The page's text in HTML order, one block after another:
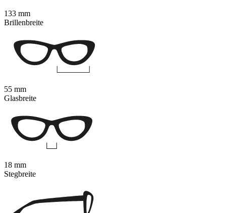
133 mm
Brillenbreite
55 mm
Glasbreite
18 mm
Stegbreite